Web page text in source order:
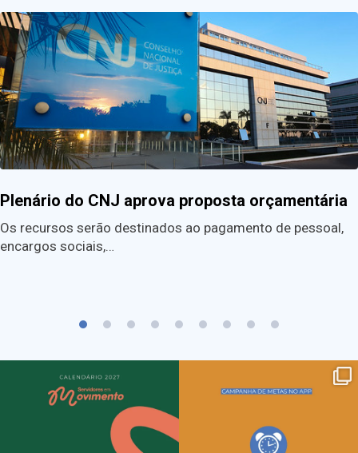
Plenário do CNJ aprova proposta orçamentária
Os recursos serão destinados ao pagamento de pessoal,
encargos sociais,…